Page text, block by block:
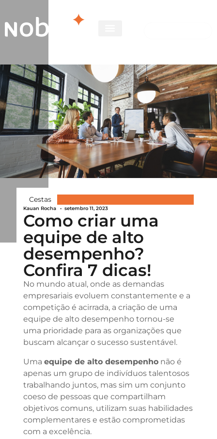
Cestas
Kauan Rocha • setembro 11, 2023
Como criar uma
equipe de alto
desempenho?
Confira 7 dicas!
No mundo atual, onde as demandas
empresariais evoluem constantemente e a
competição é acirrada, a criação de uma
equipe de alto desempenho tornou-se
uma prioridade para as organizações que
buscam alcançar o sucesso sustentável.
Uma equipe de alto desempenhonão é
apenas um grupo de indivíduos talentosos
trabalhando juntos, mas sim um conjunto
coeso de pessoas que compartilham
objetivos comuns, utilizam suas habilidades
complementares e estão comprometidas
com a excelência.